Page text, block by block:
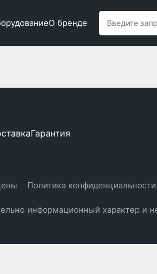
О бренде
Гарантия
Политика конфиденциальности
информационный характер